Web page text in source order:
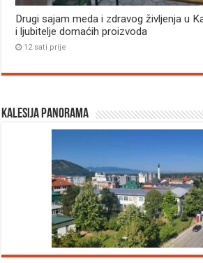
Drugi sajam meda i zdravog življenja u
i ljubitelje domaćih proizvoda
12 sati prije
Kalesija panorama